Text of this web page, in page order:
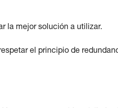
la mejor solución a utilizar.
el principio de